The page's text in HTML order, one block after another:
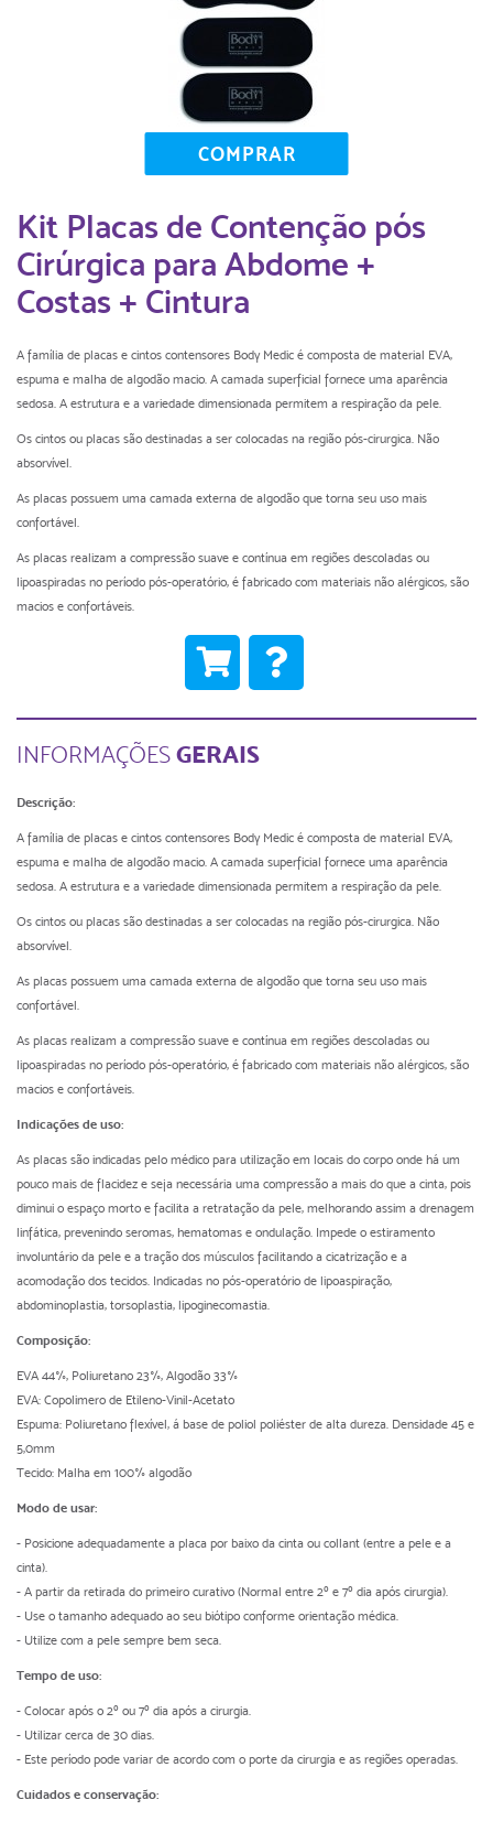
COMPRAR
Kit Placas de Contenção pós
Cirúrgica para Abdome +
Costas + Cintura
A família de placas e cintos contensores Body Medic é composta de material EVA,
espuma e malha de algodão macio. A camada superficial fornece uma aparência
sedosa. A estrutura e a variedade dimensionada permitem a respiração da pele.
Os cintos ou placas são destinadas a ser colocadas na região pós-cirurgica. Não
absorvível.
As placas possuem uma camada externa de algodão que torna seu uso mais
confortável.
As placas realizam a compressão suave e contínua em regiões descoladas ou
lipoaspiradas no período pós-operatório, é fabricado com materiais não alérgicos, são
macios e confortáveis.
INFORMAÇÕES GERAIS
Descrição:
A família de placas e cintos contensores Body Medic é composta de material EVA,
espuma e malha de algodão macio. A camada superficial fornece uma aparência
sedosa. A estrutura e a variedade dimensionada permitem a respiração da pele.
Os cintos ou placas são destinadas a ser colocadas na região pós-cirurgica. Não
absorvível.
As placas possuem uma camada externa de algodão que torna seu uso mais
confortável.
As placas realizam a compressão suave e contínua em regiões descoladas ou
lipoaspiradas no período pós-operatório, é fabricado com materiais não alérgicos, são
macios e confortáveis.
Indicações de uso:
As placas são indicadas pelo médico para utilização em locais do corpo onde há um
pouco mais de flacidez e seja necessária uma compressão a mais do que a cinta, pois
diminui o espaço morto e facilita a retratação da pele, melhorando assim a drenagem
linfática, prevenindo seromas, hematomas e ondulação. Impede o estiramento
involuntário da pele e a tração dos músculos facilitando a cicatrização e a
acomodação dos tecidos. Indicadas no pós-operatório de lipoaspiração,
abdominoplastia, torsoplastia, lipoginecomastia.
Composição:
EVA 44%, Poliuretano 23%, Algodão 33%
EVA: Copolimero de Etileno-Vinil-Acetato
Espuma: Poliuretano flexível, á base de poliol poliéster de alta dureza. Densidade 45 e
5,0mm
Tecido: Malha em 100% algodão
Modo de usar:
- Posicione adequadamente a placa por baixo da cinta ou collant (entre a pele e a
cinta).
- A partir da retirada do primeiro curativo (Normal entre 2º e 7º dia após cirurgia).
- Use o tamanho adequado ao seu biótipo conforme orientação médica.
- Utilize com a pele sempre bem seca.
Tempo de uso:
- Colocar após o 2º ou 7º dia após a cirurgia.
- Utilizar cerca de 30 dias.
- Este período pode variar de acordo com o porte da cirurgia e as regiões operadas.
Cuidados e conservação: